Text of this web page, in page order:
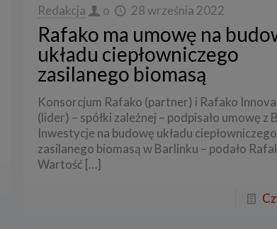
Redakcja o 28 września 2022
Rafako ma umowę na
układu ciepłowniczego
zasilanego biomasą
Konsorcjum Rafako (partner) i Rafako
(lider) – spółki zależnej – podpisało umowę z
Inwestycje na budowę układu ciepłowniczego
zasilanego biomasą w Barlinku – podało
Wartość […]